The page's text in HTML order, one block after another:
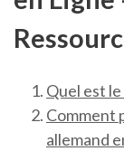
Quel est
Comment
allemand